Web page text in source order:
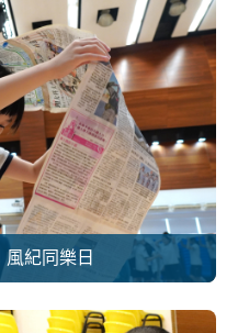
紀同樂日